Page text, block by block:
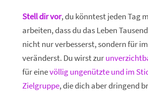
Stell dir vor, du könntest jeden Tag
arbeiten, dass du das Leben
nicht nur verbesserst, sondern für
veränderst. Du wirst zur
für einevöllig ungenützte und im
Zielgruppe, die dich aber dringend